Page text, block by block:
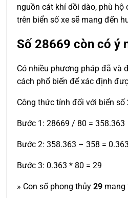
nguồn cát khí dồi dào, phù
trên biển số xe sẽ mang đến
Số 28669 còn có ý
Có nhiều phương pháp đã và
cách phổ biến để xác định
Công thức tính đối với biển số
Bước 1: 28669 / 80 = 358.363
Bước 2: 358.363 – 358 = 0.363
Bước 3: 0.363 * 80 = 29
» Con số phong thủy 29 mang